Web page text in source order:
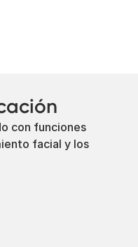
con funciones
facial y los